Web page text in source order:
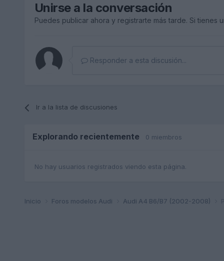
Unirse a la conversación
Puedes publicar ahora y registrarte más tarde. Si tienes
Responder a esta discusión...
Ir a la lista de discusiones
Explorando recientemente 0 miembros
No hay usuarios registrados viendo esta página.
Inicio Foros modelos Audi Audi A4 B6/B7 (2002-2008)